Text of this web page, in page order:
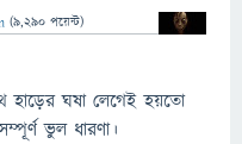
(9,290 পয়েন্ট)
হাড়ের ঘষা লেগেই হয়তো
ভুল ধারণা।